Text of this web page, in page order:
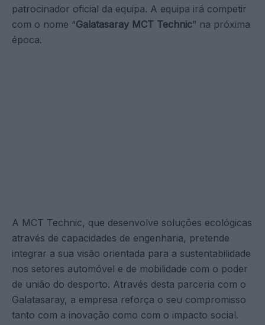
patrocinador oficial da equipa. A equipa irá competir
com o nome “Galatasaray MCT Technic” na próxima
época.
A MCT Technic, que desenvolve soluções ecológicas
através de capacidades de engenharia, pretende
integrar a sua visão orientada para a sustentabilidade
nos setores automóvel e de mobilidade com o poder
de união do desporto. Através desta parceria com o
Galatasaray, a empresa reforça o seu compromisso
tanto com a inovação como com o impacto social.